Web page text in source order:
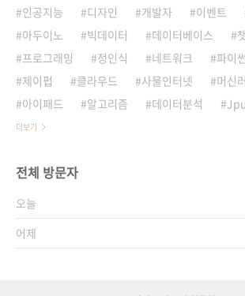
인공지능
디자인 개발자 이벤트
아두이노
빅데이터 데이터베이스
프로그래밍
정인식 네트워크 파이썬
제이펍
클라우드 사물인터넷 머신
아이패드
알고리즘 데이터분석
더보기
전체 방문자
오늘
어제